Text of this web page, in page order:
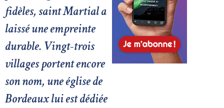
fidèles, saint Martial a
laissé une empreinte
durable. Vingt-trois
villages portent encore
son nom, une église de
Bordeaux lui est dédiée